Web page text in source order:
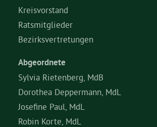
Kreisvorstand
Ratsmitglieder
Bezirksvertretungen
Abgeordnete
Sylvia Rietenberg, MdB
Dorothea Deppermann, MdL
Josefine Paul, MdL
Robin Korte, MdL